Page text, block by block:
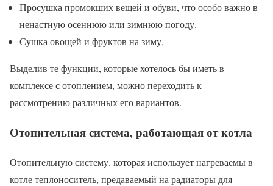
Просушка промокших вещей и обуви, что особо важно в
ненастную осеннюю или зимнюю погоду.
Сушка овощей и фруктов на зиму.
Выделив те функции, которые хотелось бы иметь в
комплексе с отоплением, можно переходить к
рассмотрению различных его вариантов.
Отопительная система, работающая от котла
Отопительную систему. которая использует нагреваемы в
котле теплоноситель, предаваемый на радиаторы для